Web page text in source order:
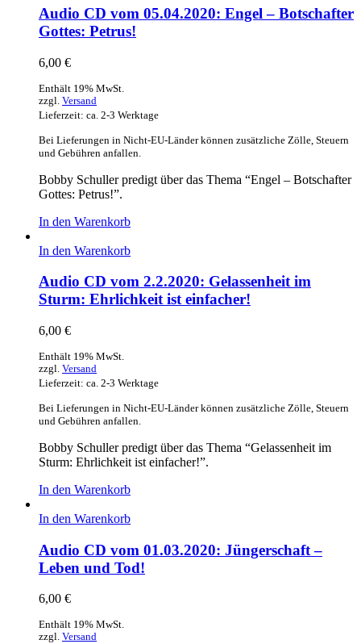
Audio CD vom 05.04.2020: Engel – Botschafter
Gottes: Petrus!
6,00 €
Enthält 19% MwSt.
zzgl. Versand
Lieferzeit: ca. 2-3 Werktage
Bei Lieferungen in Nicht-EU-Länder können zusätzliche Zölle, Steuern
und Gebühren anfallen.
Bobby Schuller predigt über das Thema “Engel – Botschafter
Gottes: Petrus!”.
In den Warenkorb
In den Warenkorb
Audio CD vom 2.2.2020: Gelassenheit im
Sturm: Ehrlichkeit ist einfacher!
6,00 €
Enthält 19% MwSt.
zzgl. Versand
Lieferzeit: ca. 2-3 Werktage
Bei Lieferungen in Nicht-EU-Länder können zusätzliche Zölle, Steuern
und Gebühren anfallen.
Bobby Schuller predigt über das Thema “Gelassenheit im
Sturm: Ehrlichkeit ist einfacher!”.
In den Warenkorb
In den Warenkorb
Audio CD vom 01.03.2020: Jüngerschaft –
Leben und Tod!
6,00 €
Enthält 19% MwSt.
zzgl. Versand